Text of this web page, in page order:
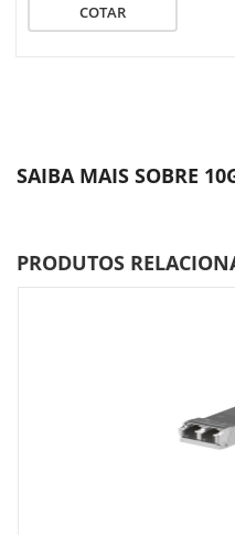
COTAR
SAIBA MAIS SOBRE
PRODUTOS